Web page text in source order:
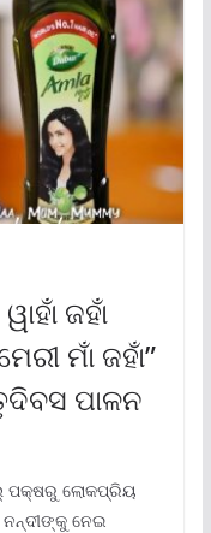
ଜହାଁ
ମାଁ ଜହାଁ”
ପାଳନ
ପକ୍ଷରୁ ଲୋକପ୍ରିୟ
ନନ୍ଦୀଙ୍କୁ ନେଇ